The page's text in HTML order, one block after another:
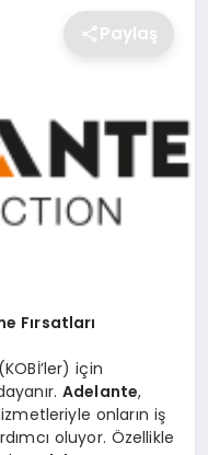
Paylaş
Fırsatları
için
Adelante,
onların iş
oluyor. Özellikle